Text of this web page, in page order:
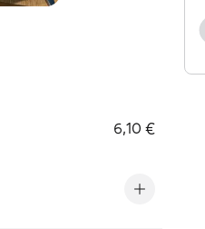
6,10 €